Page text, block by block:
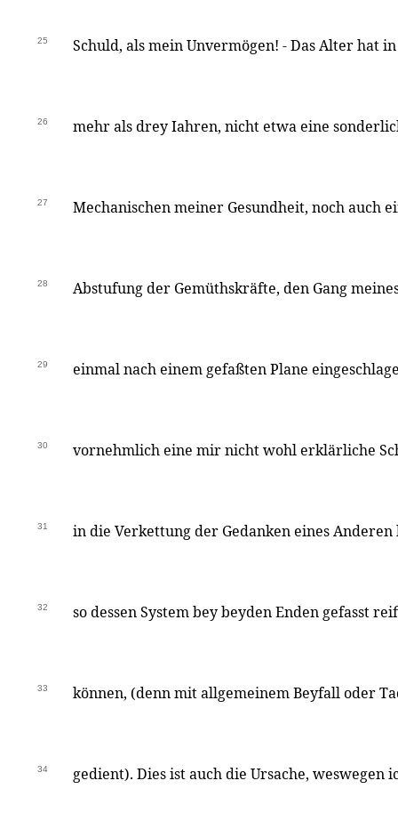
25 Schuld, als mein Unvermögen! - Das Alter hat
26 mehr als drey Iahren, nicht etwa eine
27 Mechanischen meiner Gesundheit, noch auch
28 Abstufung der Gemüthskräfte, den Gang
29 einmal nach einem gefaßten Plane
30 vornehmlich eine mir nicht wohl erklärliche
31 in die Verkettung der Gedanken eines
32 so dessen System bey beyden Enden gefasst
33 können, (denn mit allgemeinem Beyfall oder
34 gedient). Dies ist auch die Ursache, weswegen